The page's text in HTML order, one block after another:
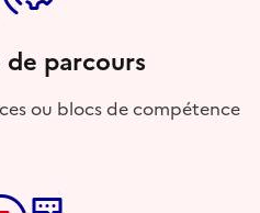
parcours
ou blocs de compétence